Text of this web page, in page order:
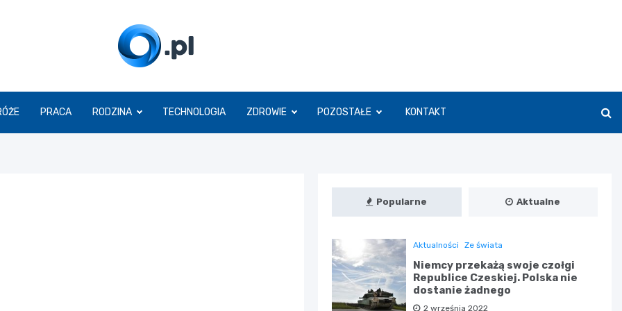
O.pl
PRACA RODZINA TECHNOLOGIA ZDROWIE POZOSTAŁE KONTAKT
Popularne Aktualne
Aktualności Ze świata
Niemcy przekażą swoje czołgi
Republice Czeskiej. Polska nie
dostanie żadnego
2 września 2022